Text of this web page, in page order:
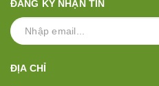
ĐĂNG KÝ NHẬN TIN
ĐỊA CHỈ